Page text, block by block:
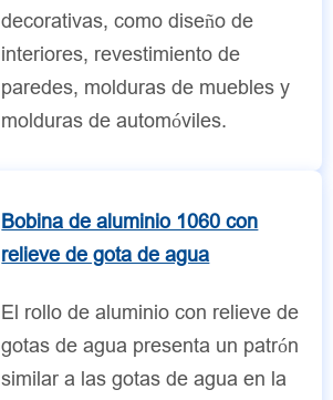
decorativas, como diseño de
interiores, revestimiento de
paredes, molduras de muebles y
molduras de automóviles.
Bobina de aluminio 1060 con
relieve de gota de agua
El rollo de aluminio con relieve de
gotas de agua presenta un patrón
similar a las gotas de agua en la